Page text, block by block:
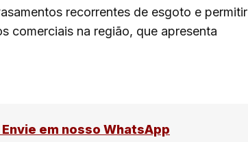
recorrentes de esgoto e permitir
comerciais na região, que apresenta
em nosso WhatsApp